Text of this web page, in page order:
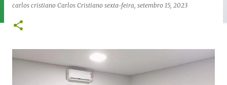
carlos cristiano Carlos Cristiano sexta-feira, setembro 15, 2023